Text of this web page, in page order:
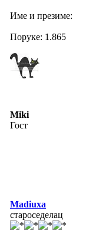
Име и презиме:
Поруке: 1.865
Miki
Гост
Madiuxa
староседелац